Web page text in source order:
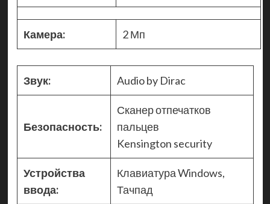
Камера: 2 Мп
Звук: Audio by Dirac
Безопасность:
Сканер отпечатков
пальцев
Kensington security
Устройства
ввода:
Клавиатура Windows,
Тачпад